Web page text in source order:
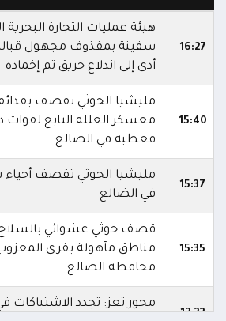
16:27
هيئة عمليات التجارة البحرية
سفينة بمقذوف مجهول
أدى إلى اندلاع حريق تم إخماده
15:40
مليشيا الحوثي تقصف
معسكر العللة التابع
قعطبة في الضالع
15:37
مليشيا الحوثي تقصف
في الضالع
15:35
قصف حوثي عشوائي
مناطق مآهولة بقرى
محافظة الضالع
12:22
محور تعز: تجدد الاشتباكات